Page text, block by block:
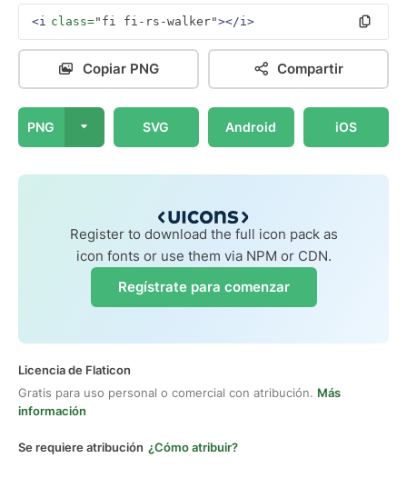
<i class="fi fi-rs-walker"></i>
Copiar PNG Compartir
PNG SVG Android iOS
Register to download the full icon pack as
icon fonts or use them via NPM or CDN.
Regístrate para comenzar
Licencia de Flaticon
Gratis para uso personal o comercial con atribución. Más
información
Se requiere atribución ¿Cómo atribuir?